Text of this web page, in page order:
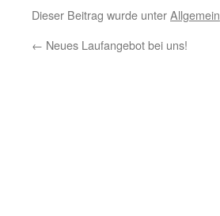
Dieser Beitrag wurde unterAllgemein
← Neues Laufangebot bei uns!